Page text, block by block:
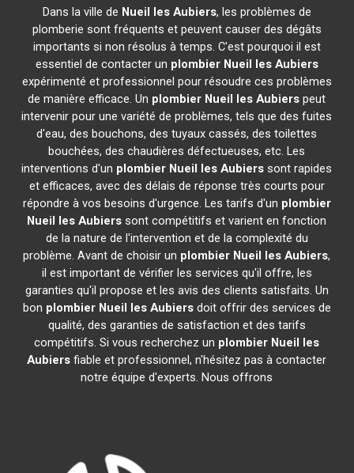
Dans la ville de Nueil les Aubiers, les problèmes de
plomberie sont fréquents et peuvent causer des dégâts
importants si non résolus à temps. C'est pourquoi il est
essentiel de contacter un plombier Nueil les Aubiers
expérimenté et professionnel pour résoudre ces problèmes
de manière efficace. Un plombier Nueil les Aubiers peut
intervenir pour une variété de problèmes, tels que des fuites
d'eau, des bouchons, des tuyaux cassés, des toilettes
bouchées, des chaudières défectueuses, etc. Les
interventions d'un plombier Nueil les Aubiers sont rapides
et efficaces, avec des délais de réponse très courts pour
répondre à vos besoins d'urgence. Les tarifs d'un plombier
Nueil les Aubiers sont compétitifs et varient en fonction
de la nature de l'intervention et de la complexité du
problème. Avant de choisir un plombier Nueil les Aubiers,
il est important de vérifier les services qu'il offre, les
garanties qu'il propose et les avis des clients satisfaits. Un
bon plombier Nueil les Aubiersdoit offrir des services de
qualité, des garanties de satisfaction et des tarifs
compétitifs. Si vous recherchez un plombier Nueil les
Aubiers fiable et professionnel, n'hésitez pas à contacter
notre équipe d'experts. Nous offrons